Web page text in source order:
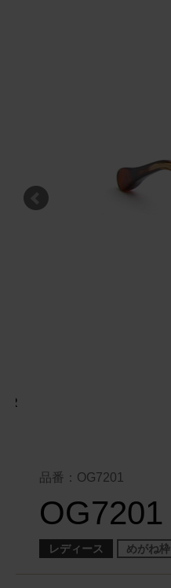
品番：OG7201
OG7201
レディース めがね枠